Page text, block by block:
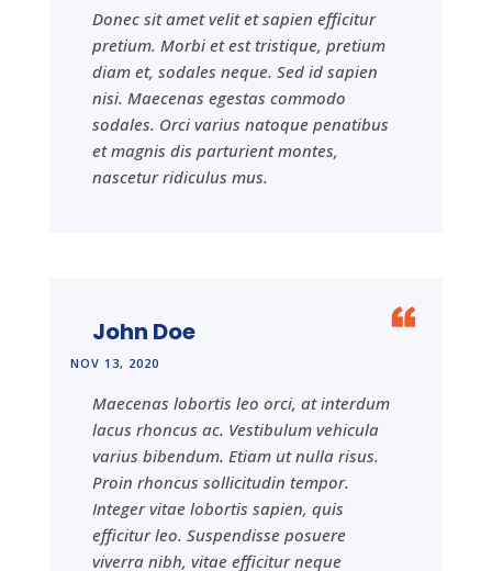
Donec sit amet velit et sapien efficitur
pretium. Morbi et est tristique, pretium
diam et, sodales neque. Sed id sapien
nisi. Maecenas egestas commodo
sodales. Orci varius natoque penatibus
et magnis dis parturient montes,
nascetur ridiculus mus.
John Doe
NOV 13, 2020
Maecenas lobortis leo orci, at interdum
lacus rhoncus ac. Vestibulum vehicula
varius bibendum. Etiam ut nulla risus.
Proin rhoncus sollicitudin tempor.
Integer vitae lobortis sapien, quis
efficitur leo. Suspendisse posuere
viverra nibh, vitae efficitur neque